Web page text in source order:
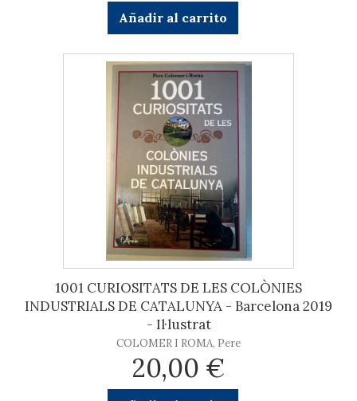
Añadir al carrito
1001 CURIOSITATS DE LES COLÒNIES
INDUSTRIALS DE CATALUNYA - Barcelona 2019
- Il·lustrat
COLOMER I ROMA, Pere
20,00 €